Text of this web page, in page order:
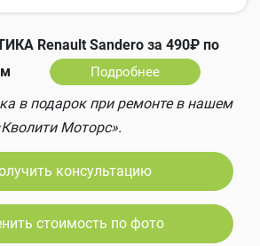
Renault Sandero за 490₽ по
Подробнее
в подарок при ремонте в нашем
Моторс».
консультацию
стоимость по фото